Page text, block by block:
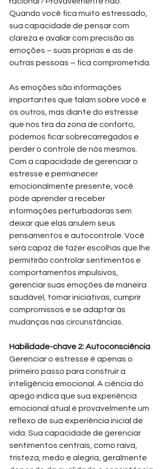
Quando você fica muito estressado,
sua capacidade de pensar com
clareza e avaliar com precisão as
emoções – suas próprias e as de
outras pessoas – fica comprometida.
As emoções são informações
importantes que falam sobre você e
os outros, mas diante do estresse
que nos tira da zona de conforto,
podemos ficar sobrecarregados e
perder o controle de nós mesmos.
Com a capacidade de gerenciar o
estresse e permanecer
emocionalmente presente, você
pode aprender a receber
informações perturbadoras sem
deixar que elas anulem seus
pensamentos e autocontrole. Você
será capaz de fazer escolhas que lhe
permitirão controlar sentimentos e
comportamentos impulsivos,
gerenciar suas emoções de maneira
saudável, tomar iniciativas, cumprir
compromissos e se adaptar às
mudanças nas circunstâncias.
Habilidade-chave 2: Autoconsciência
Gerenciar o estresse é apenas o
primeiro passo para construir a
inteligência emocional. A ciência do
apego indica que sua experiência
emocional atual é provavelmente um
reflexo de sua experiência inicial de
vida. Sua capacidade de gerenciar
sentimentos centrais, como raiva,
tristeza, medo e alegria, geralmente